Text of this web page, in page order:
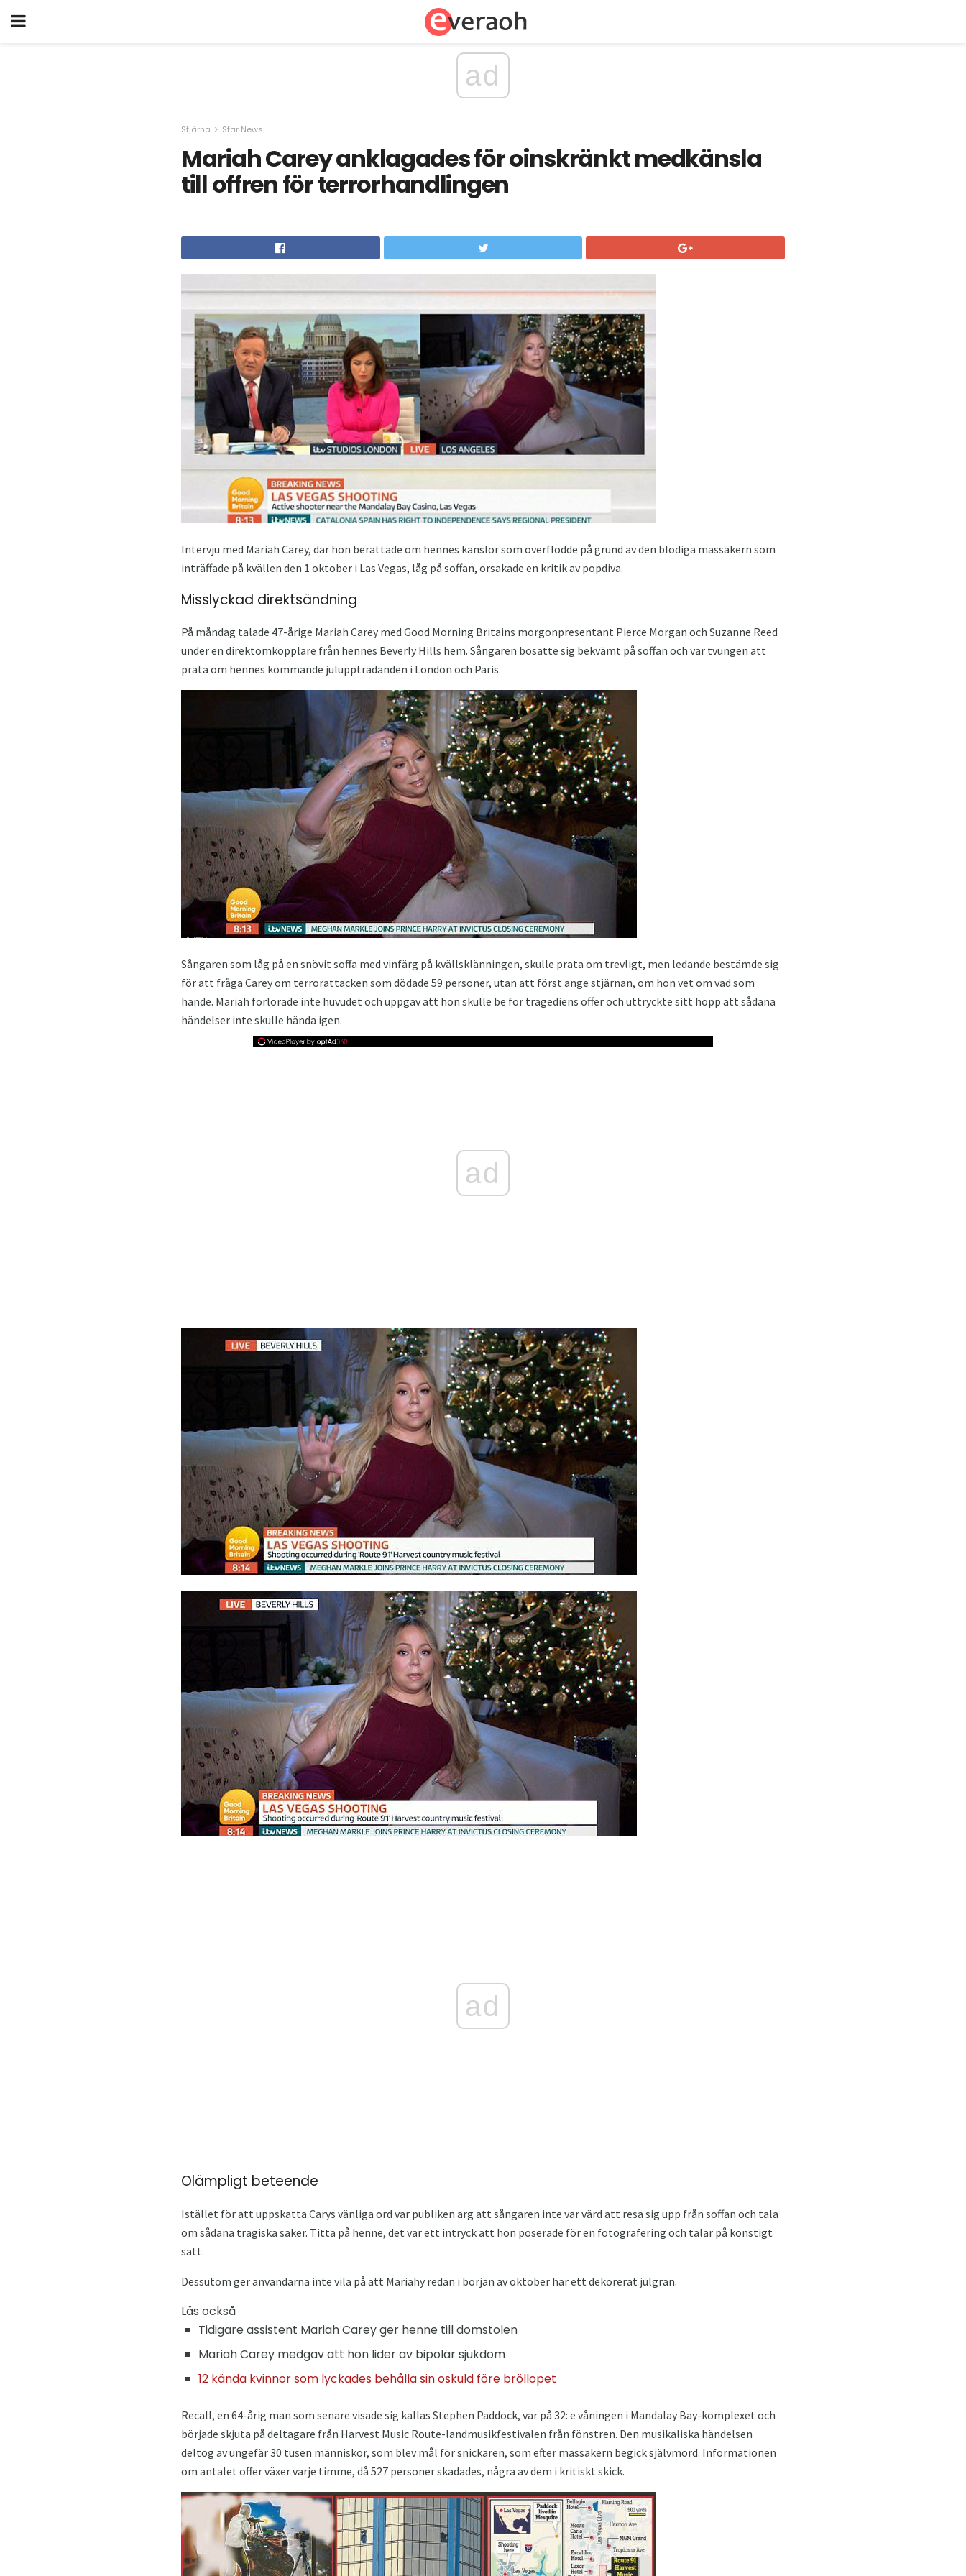
ad
Stjärna Star News
Mariah Carey anklagades för oinskränkt medkänsla
till offren för terrorhandlingen
Intervju med Mariah Carey, där hon berättade om hennes känslor som överflödde på grund av den blodiga massakern som
inträffade på kvällen den 1 oktober i Las Vegas, låg på soffan, orsakade en kritik av popdiva.
Misslyckad direktsändning
På måndag talade 47-årige Mariah Carey med Good Morning Britains morgonpresentant Pierce Morgan och Suzanne Reed
under en direktomkopplare från hennes Beverly Hills hem. Sångaren bosatte sig bekvämt på soffan och var tvungen att
prata om hennes kommande juluppträdanden i London och Paris.
Sångaren som låg på en snövit soffa med vinfärg på kvällsklänningen, skulle prata om trevligt, men ledande bestämde sig
för att fråga Carey om terrorattacken som dödade 59 personer, utan att först ange stjärnan, om hon vet om vad som
hände. Mariah förlorade inte huvudet och uppgav att hon skulle be för tragediens offer och uttryckte sitt hopp att sådana
händelser inte skulle hända igen.
ad
ad
Olämpligt beteende
Istället för att uppskatta Carys vänliga ord var publiken arg att sångaren inte var värd att resa sig upp från soffan och tala
om sådana tragiska saker. Titta på henne, det var ett intryck att hon poserade för en fotografering och talar på konstigt
sätt.
Dessutom ger användarna inte vila på att Mariahy redan i början av oktober har ett dekorerat julgran.
Läs också
Tidigare assistent Mariah Carey ger henne till domstolen
Mariah Carey medgav att hon lider av bipolär sjukdom
12 kända kvinnor som lyckades behålla sin oskuld före bröllopet
Recall, en 64-årig man som senare visade sig kallas Stephen Paddock, var på 32: e våningen i Mandalay Bay-komplexet och
började skjuta på deltagare från Harvest Music Route-landmusikfestivalen från fönstren. Den musikaliska händelsen
deltog av ungefär 30 tusen människor, som blev mål för snickaren, som efter massakern begick självmord. Informationen
om antalet offer växer varje timme, då 527 personer skadades, några av dem i kritiskt skick.